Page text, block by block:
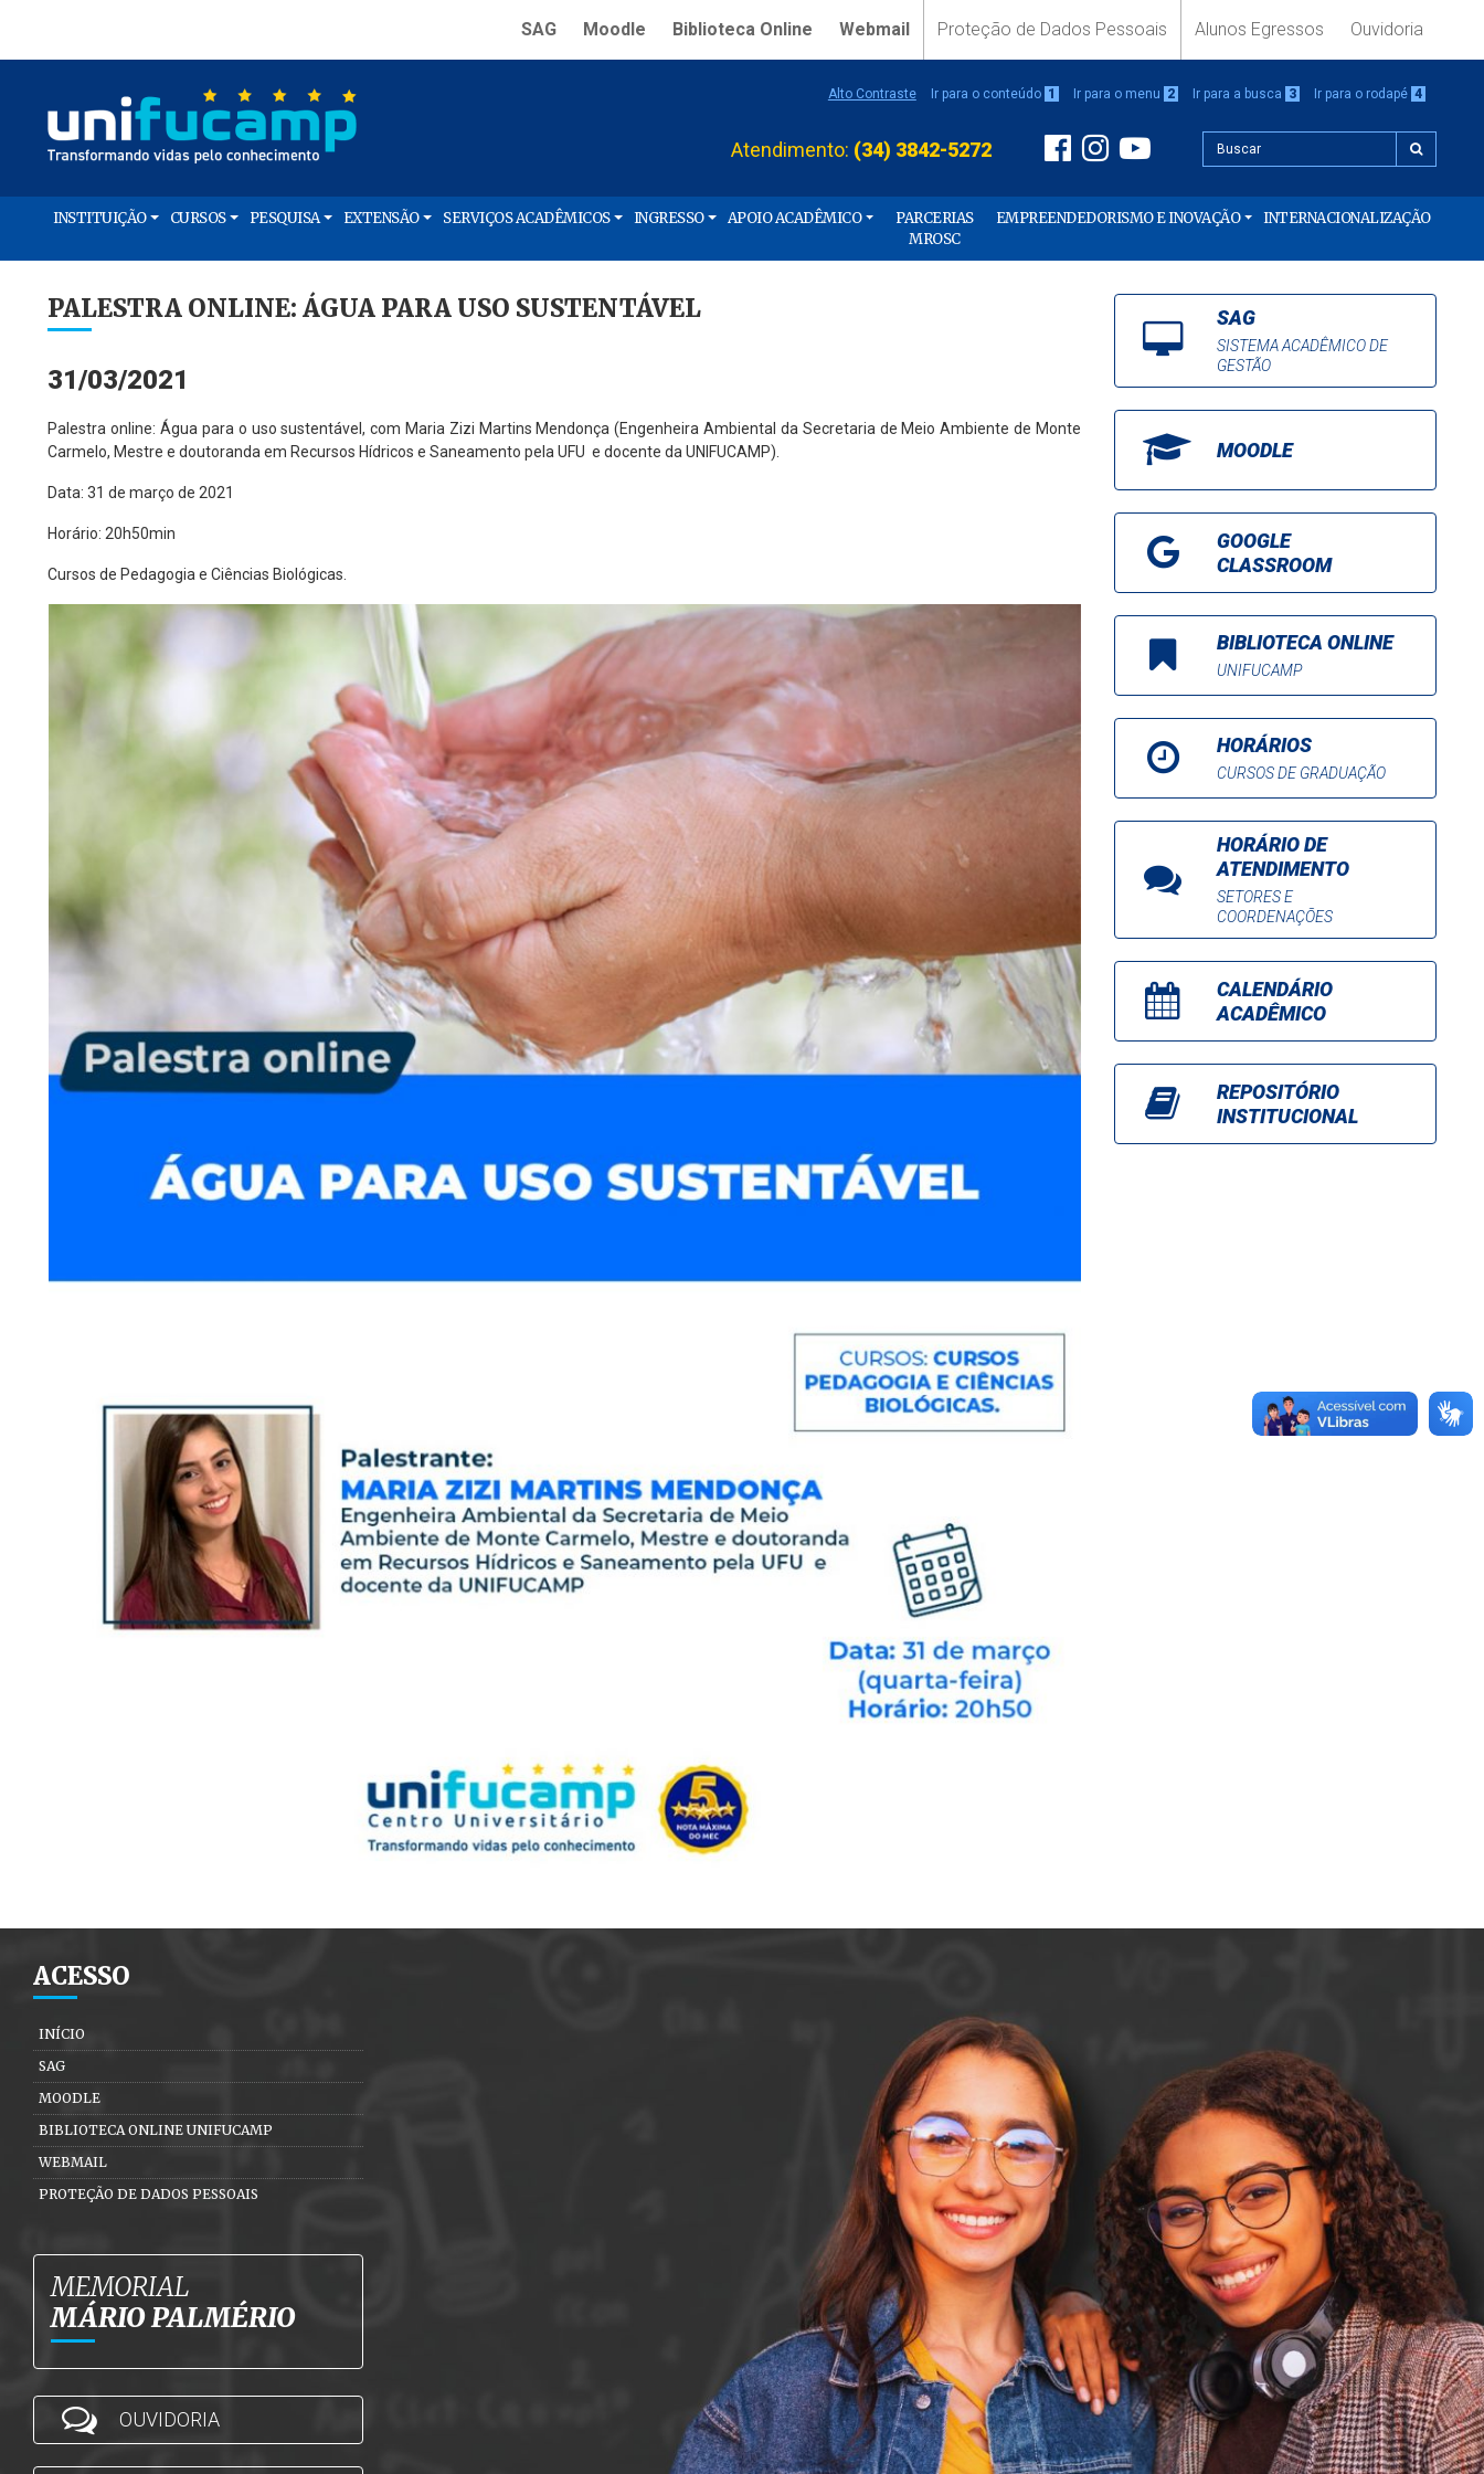
SAG Moodle Biblioteca Online Webmail Proteção de Dados Pessoais Alunos Egressos Ouvidoria
Alto Contraste Ir para o conteúdo 1 Ir para o menu 2 Ir para a busca 3 Ir para o rodapé 4
Atendimento: (34) 3842-5272
INSTITUIÇÃO CURSOS PESQUISA EXTENSÃO SERVIÇOS ACADÊMICOS INGRESSO APOIO ACADÊMICO
PARCERIAS
MROSC
EMPREENDEDORISMO E INOVAÇÃO INTERNACIONALIZAÇÃO
PALESTRA ONLINE: ÁGUA PARA USO SUSTENTÁVEL
31/03/2021
Palestra online: Água para o uso sustentável, com Maria Zizi Martins Mendonça (Engenheira Ambiental da Secretaria de Meio Ambiente de Monte
Carmelo, Mestre e doutoranda em Recursos Hídricos e Saneamento pela UFU e docente da UNIFUCAMP).
Data: 31 de março de 2021
Horário: 20h50min
Cursos de Pedagogia e Ciências Biológicas.
SAG
SISTEMA ACADÊMICO DE
GESTÃO
MOODLE
GOOGLE
CLASSROOM
BIBLIOTECA ONLINE
UNIFUCAMP
HORÁRIOS
CURSOS DE GRADUAÇÃO
HORÁRIO DE
ATENDIMENTO
SETORES E
COORDENAÇÕES
CALENDÁRIO
ACADÊMICO
REPOSITÓRIO
INSTITUCIONAL
ACESSO
INÍCIO
SAG
MOODLE
BIBLIOTECA ONLINE UNIFUCAMP
WEBMAIL
PROTEÇÃO DE DADOS PESSOAIS
MEMORIAL
MÁRIO PALMÉRIO
OUVIDORIA